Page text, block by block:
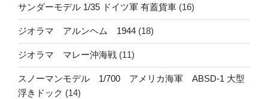
サンダーモデル 1/35 ドイツ軍 有蓋貨車 (16)
ジオラマ アルンヘム 1944 (18)
ジオラマ マレー沖海戦 (11)
スノーマンモデル 1/700 アメリカ海軍 ABSD-1 大型
浮きドック (14)